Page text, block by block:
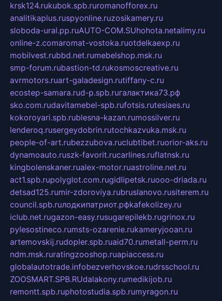
krsk124.rukubok.spb.ruromanofforex.ru
analitikaplus.ruspyonline.ruzosikamery.ru
sloboda-ural.pp.ruAUTO-COM.SUhohota.netalimy.ru
online-z.comaromat-vostoka.ruotdelkaexp.ru
mobilvest.rubbd.net.rumebelshop.msk.ru
smp-forum.rubastion-td.rukosmoscreative.ru
avrmotors.ruart-galadesign.rutiffany-c.ru
ecostep-samara.rud-p.spb.ruгалактика73.рф
sko.com.rudavitamebel-spb.rufotsis.rutesiaes.ru
kokoroyari.spb.rublesna-kazan.rumossilver.ru
lenderoq.rusergeydobrin.rutochkazvuka.msk.ru
people-of-art.rubezzubova.ruclubtibet.ruorior-aks.ru
dynamoauto.ruszk-favorit.rucarlines.ruflatnsk.ru
kingbolenskaner.rualex-motor.ruastroline.net.ru
act1.spb.rupolyglot.com.rugidlipetsk.ruooo-driada.ru
detsad125.rumir-zdoroviya.rubruslanovo.rusiterem.ru
council.spb.ruлодкипатриот.рфkafekolizey.ru
iclub.net.rugazon-easy.rusugarepilekb.rugrinox.ru
pylesostineco.rumsts-ozarenie.rukameryjooan.ru
artemovskij.rudopler.spb.ruaid70.rumetall-perm.ru
ndm.msk.ruratingzooshop.ruapiaccess.ru
globalautotrade.infobezverhovskoe.rudrsschool.ru
ZOOSMART.SPB.RUdalakony.rumedikijob.ru
remontt.spb.ruphotostudia.spb.rumyragon.ru